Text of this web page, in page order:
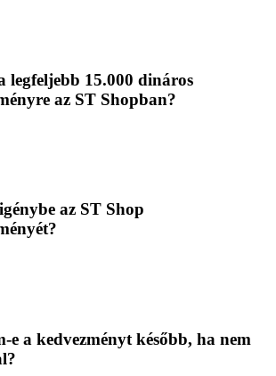
legfeljebb 15.000 dináros
az ST Shopban?
az ST Shop
e a kedvezményt később, ha nem